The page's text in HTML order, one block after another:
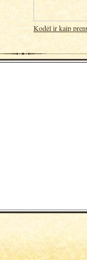
Kodėl ir kaip